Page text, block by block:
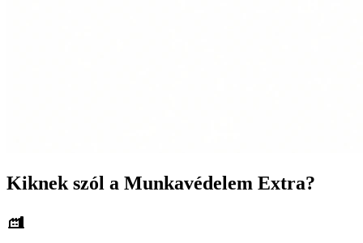
Kiknek szól a Munkavédelem Extra?